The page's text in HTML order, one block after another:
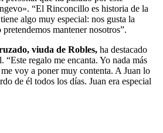
“El Rinconcillo es historia de la
algo muy especial: nos gusta la
mantener nosotros”.
viuda de Robles, ha destacado
“Este regalo me encanta. Yo nada más
voy a poner muy contenta. A Juan lo
de él todos los días. Juan era especial